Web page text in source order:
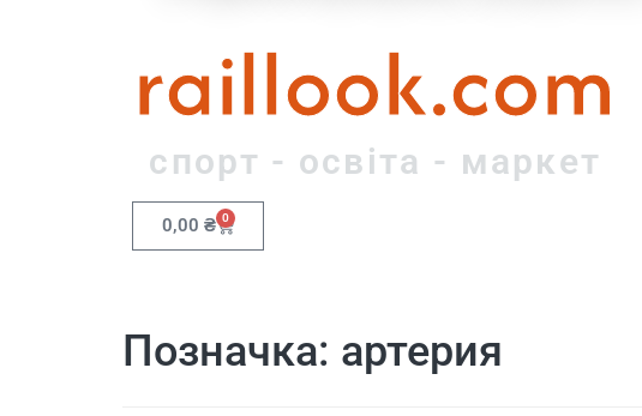
raillook.com
спорт - освіта - маркет
0,00 ₴ 0
Позначка: артерия